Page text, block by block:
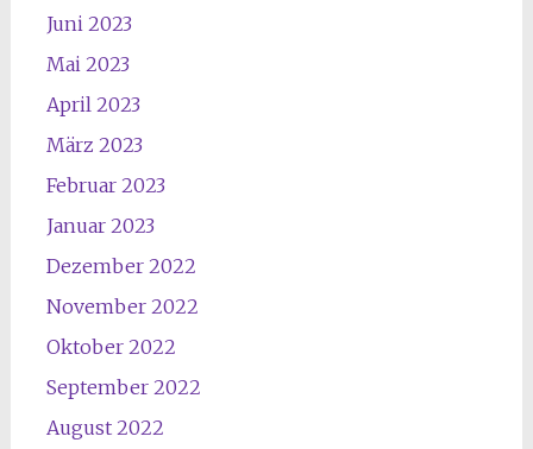
Juni 2023
Mai 2023
April 2023
März 2023
Februar 2023
Januar 2023
Dezember 2022
November 2022
Oktober 2022
September 2022
August 2022